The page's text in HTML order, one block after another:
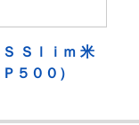
Ｓｌｉｍ 米
５００）